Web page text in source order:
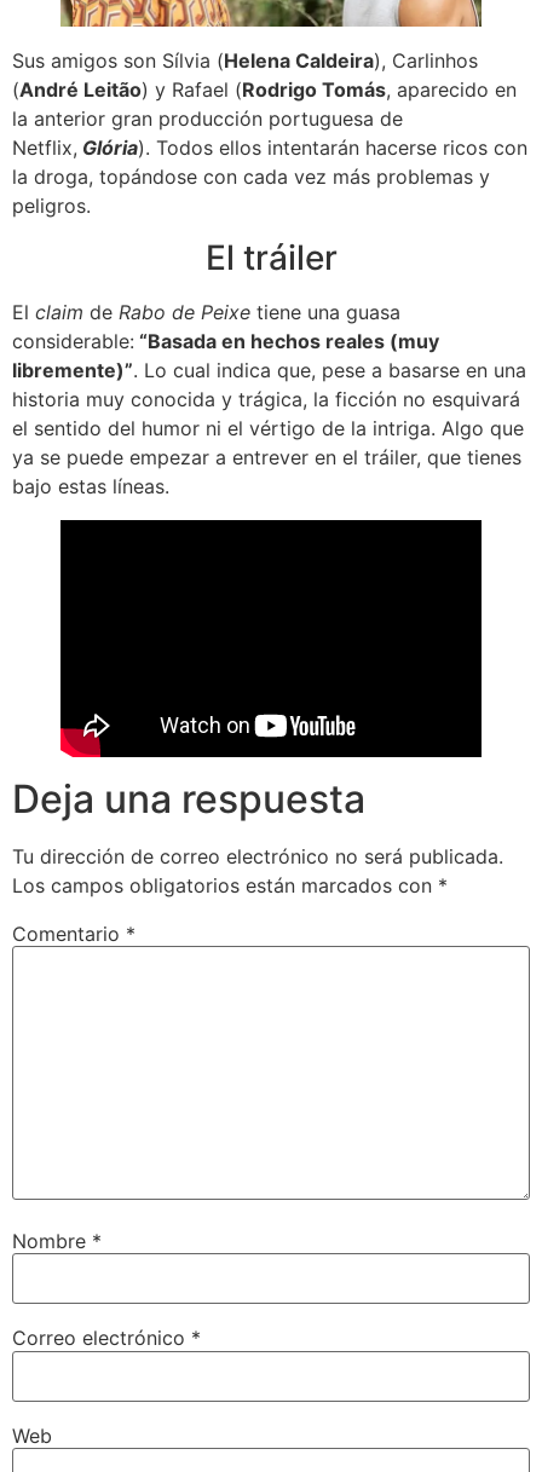
Sus amigos son Sílvia (Helena Caldeira), Carlinhos
(André Leitão) y Rafael (Rodrigo Tomás, aparecido en
la anterior gran producción portuguesa de
Netflix, Glória). Todos ellos intentarán hacerse ricos con
la droga, topándose con cada vez más problemas y
peligros.
El tráiler
El claim de Rabo de Peixe tiene una guasa
considerable: “Basada en hechos reales (muy
libremente)”. Lo cual indica que, pese a basarse en una
historia muy conocida y trágica, la ficción no esquivará
el sentido del humor ni el vértigo de la intriga. Algo que
ya se puede empezar a entrever en el tráiler, que tienes
bajo estas líneas.
Deja una respuesta
Tu dirección de correo electrónico no será publicada.
Los campos obligatorios están marcados con *
Comentario *
Nombre *
Correo electrónico *
Web